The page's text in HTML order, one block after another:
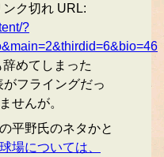
ク切れ URL:
?
めてしまった
フライングだっ
せんが。
平野氏のネタかと
場については、